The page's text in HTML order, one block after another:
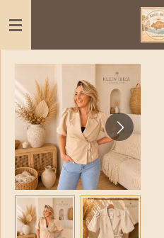
direct
naar
hoofdinhoud